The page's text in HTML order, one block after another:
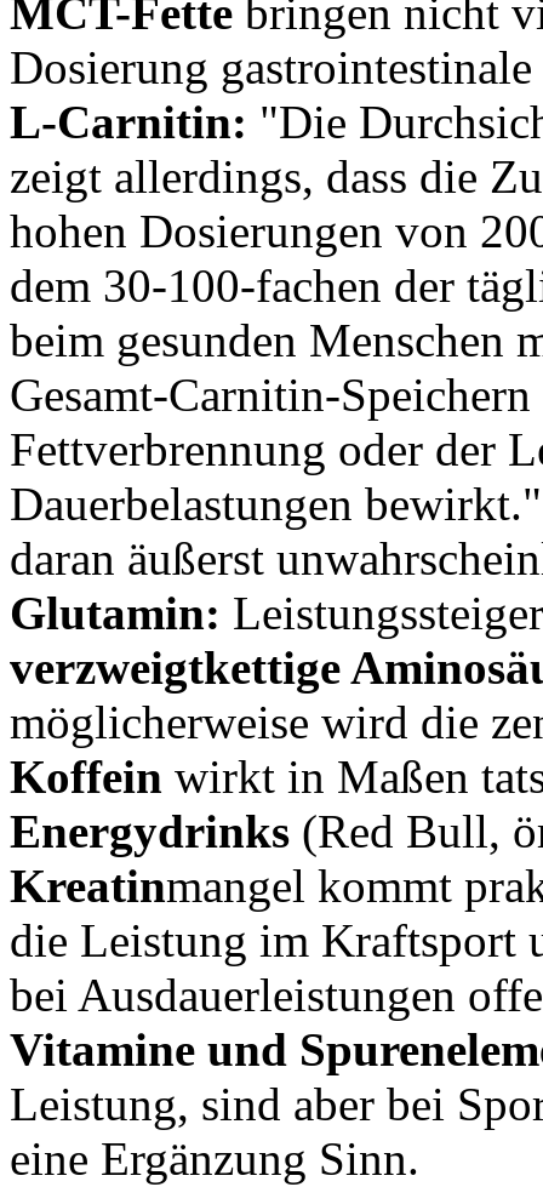
MCT-Fette bringen nicht
Dosierung
L-Carnitin: "Die
zeigt allerdings, dass die
hohen Dosierungen von
dem 30-100-fachen der
beim gesunden Menschen
Gesamt-Carnitin-
Fettverbrennung oder der
Dauerbelastungen
daran äußerst
Glutamin:
verzweigtkettige
möglicherweise wird die
Koffein wirkt in Maßen
Energydrinks (Red Bull,
Kreatinmangel kommt
die Leistung im Kraftsport
bei Ausdauerleistungen
Vitamine und
Leistung, sind aber bei
eine Ergänzung Sinn.